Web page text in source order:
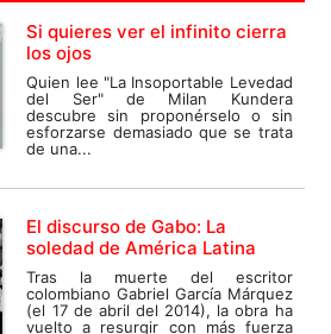
Si quieres ver el infinito cierra
los ojos
Quien lee "La Insoportable Levedad
del Ser" de Milan Kundera
descubre sin proponérselo o sin
esforzarse demasiado que se trata
de una...
El discurso de Gabo: La
soledad de América Latina
Tras la muerte del escritor
colombiano Gabriel García Márquez
(el 17 de abril del 2014), la obra ha
vuelto a resurgir con más fuerza